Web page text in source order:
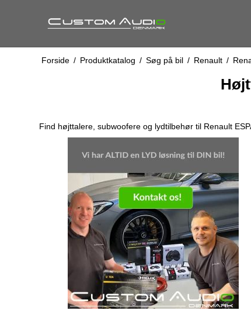
Forside / Produktkatalog / Søg på bil / Renault /
Find højttalere, subwoofere og lydtilbehør til Renault